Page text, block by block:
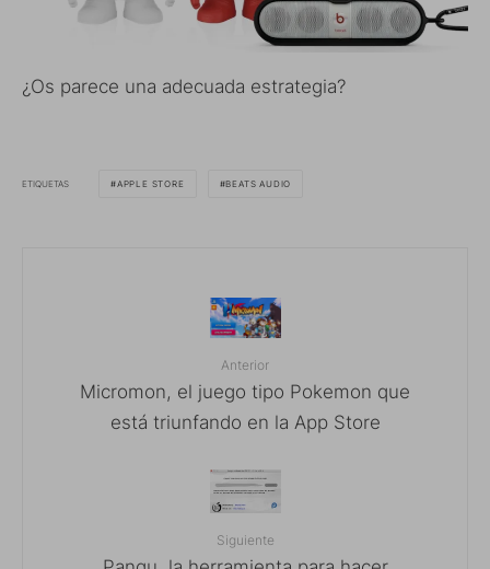
¿Os parece una adecuada estrategia?
ETIQUETAS APPLE STORE BEATS AUDIO
Anterior
Micromon, el juego tipo Pokemon que
está triunfando en la App Store
Siguiente